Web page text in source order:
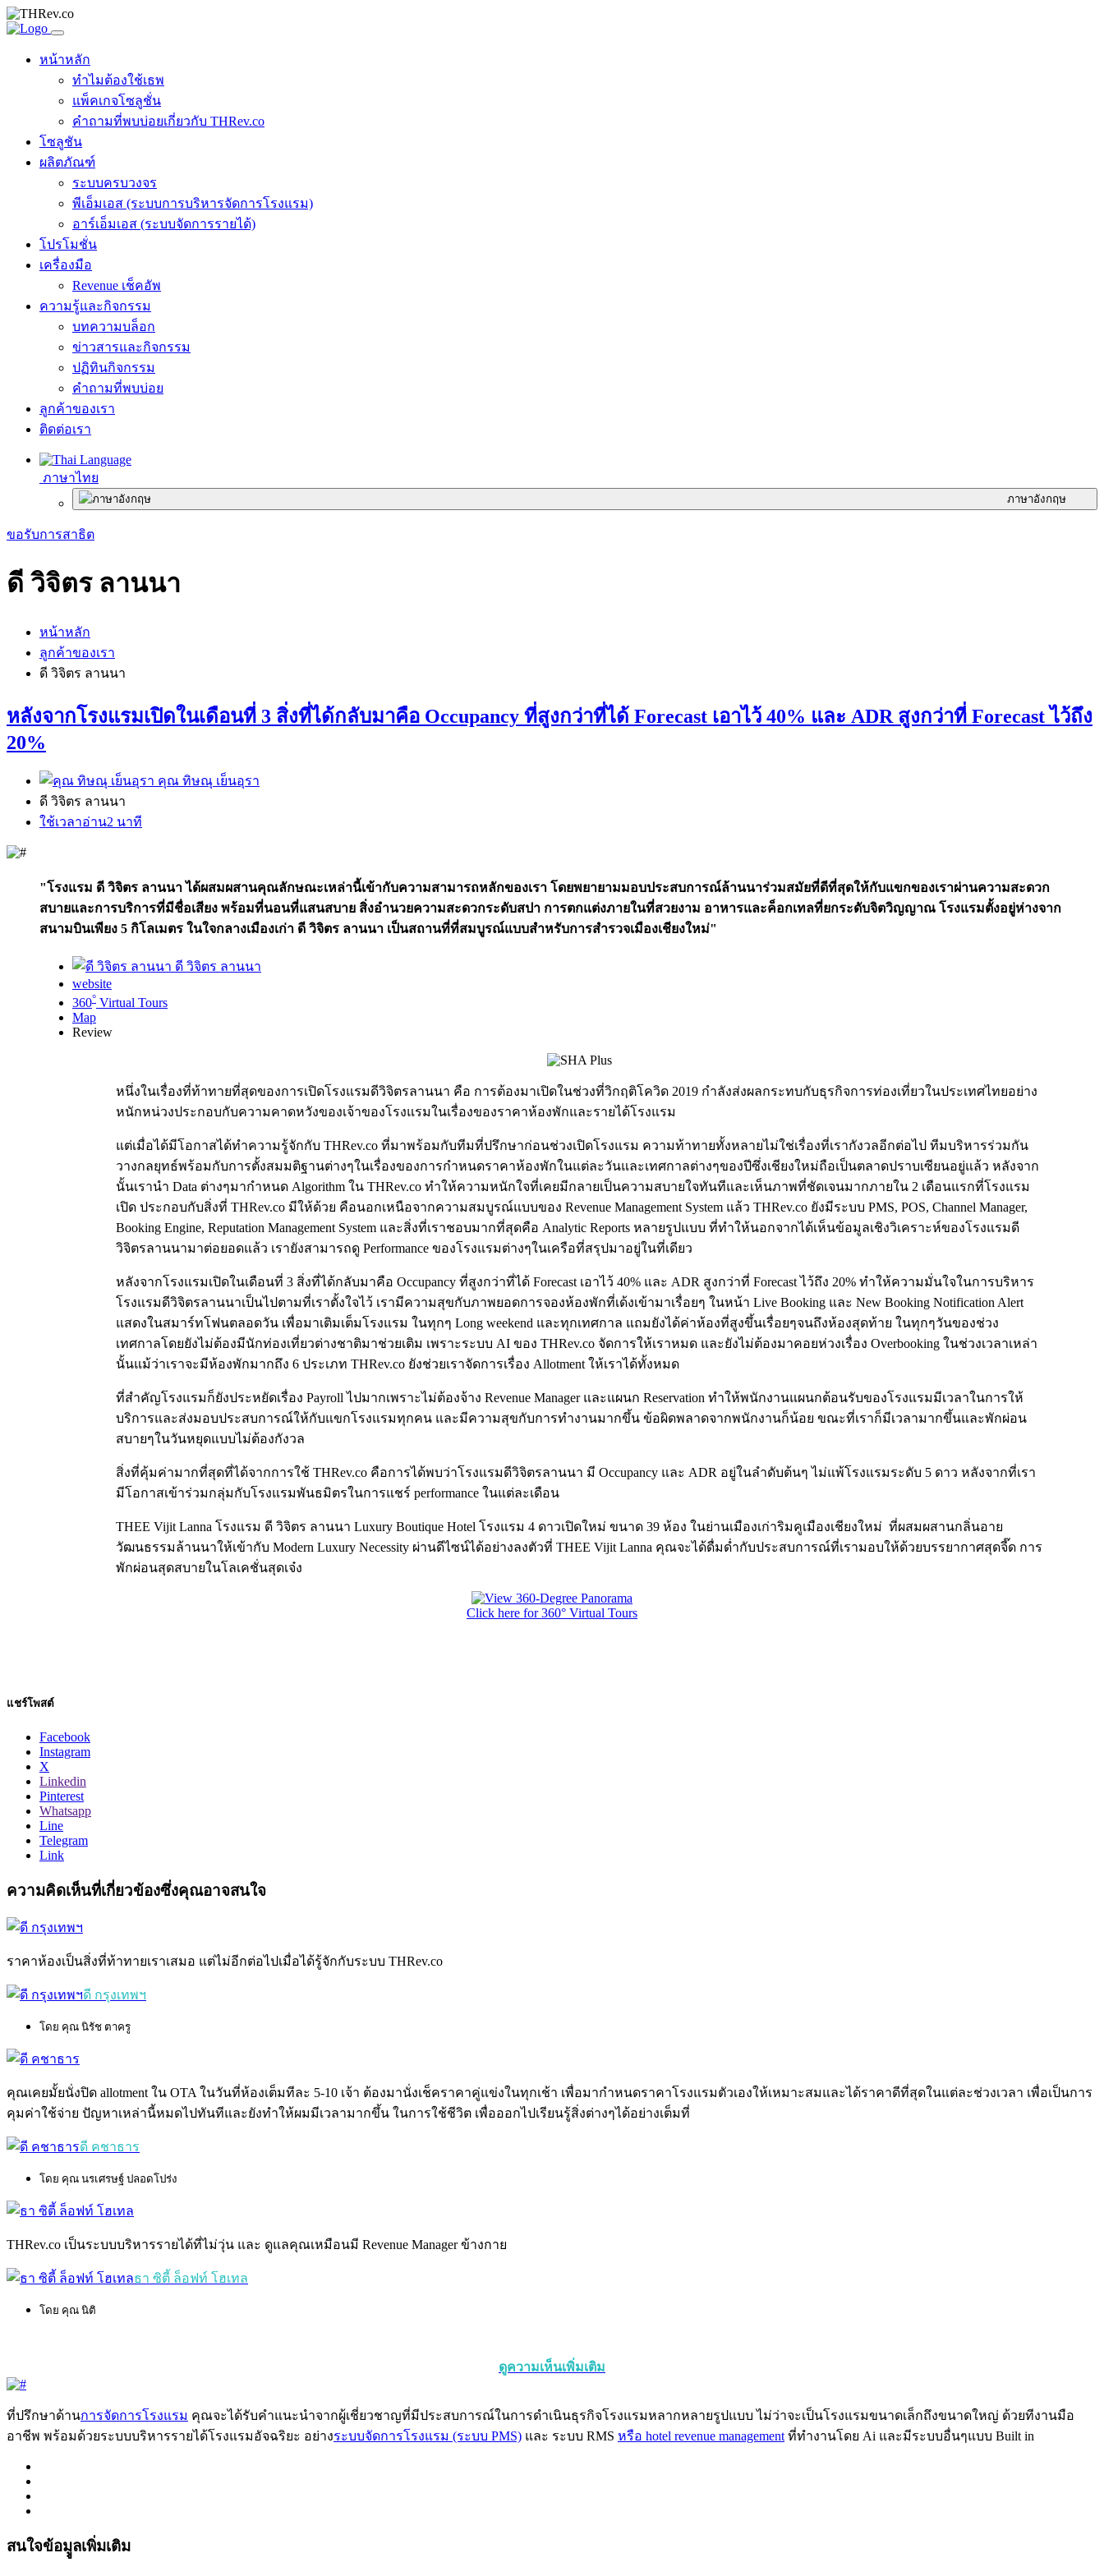
หน้าหลัก
ทำไมต้องใช้เธพ
แพ็คเกจโซลูชั่น
คำถามที่พบบ่อยเกี่ยวกับ THRev.co
โซลูชัน
ผลิตภัณฑ์
ระบบครบวงจร
พีเอ็มเอส (ระบบการบริหารจัดการโรงแรม)
อาร์เอ็มเอส (ระบบจัดการรายได้)
โปรโมชั่น
เครื่องมือ
Revenue เช็คอัพ
ความรู้และกิจกรรม
บทความบล็อก
ข่าวสารและกิจกรรม
ปฏิทินกิจกรรม
คำถามที่พบบ่อย
ลูกค้าของเรา
ติดต่อเรา
ภาษาไทย
ภาษาอังกฤษ
ขอรับการสาธิต
ดี วิจิตร ลานนา
หน้าหลัก
ลูกค้าของเรา
ดี วิจิตร ลานนา
หลังจากโรงแรมเปิดในเดือนที่ 3 สิ่งที่ได้กลับมาคือ Occupancy ที่สูงกว่าที่ได้ Forecast เอาไว้ 40% และ ADR สูงกว่าที่ Forecast ไว้ถึง
20%
คุณ ทิษณุ เย็นอุรา
ดี วิจิตร ลานนา
ใช้เวลาอ่าน2 นาที
"โรงแรม ดี วิจิตร ลานนา ได้ผสมผสานคุณลักษณะเหล่านี้เข้ากับความสามารถหลักของเรา โดยพยายามมอบประสบการณ์ล้านนาร่วมสมัยที่ดีที่สุดให้กับแขกของเราผ่านความสะดวก
สบายและการบริการที่มีชื่อเสียง พร้อมที่นอนที่แสนสบาย สิ่งอำนวยความสะดวกระดับสปา การตกแต่งภายในที่สวยงาม อาหารและค็อกเทลที่ยกระดับจิตวิญญาณ โรงแรมตั้งอยู่ห่างจาก
สนามบินเพียง 5 กิโลเมตร ในใจกลางเมืองเก่า ดี วิจิตร ลานนา เป็นสถานที่ที่สมบูรณ์แบบสำหรับการสำรวจเมืองเชียงใหม่"
ดี วิจิตร ลานนา
website
360° Virtual Tours
Map
Review
หนึ่งในเรื่องที่ท้าทายที่สุดของการเปิดโรงแรมดีวิจิตรลานนา คือ การต้องมาเปิดในช่วงที่วิกฤติโควิด 2019 กำลังส่งผลกระทบกับธุรกิจการท่องเที่ยวในประเทศไทยอย่าง
หนักหน่วงประกอบกับความคาดหวังของเจ้าของโรงแรมในเรื่องของราคาห้องพักและรายได้โรงแรม
แต่เมื่อได้มีโอกาสได้ทำความรู้จักกับ THRev.co ที่มาพร้อมกับทีมที่ปรึกษาก่อนช่วงเปิดโรงแรม ความท้าทายทั้งหลายไม่ใช่เรื่องที่เรากังวลอีกต่อไป ทีมบริหารร่วมกัน
วางกลยุทธ์พร้อมกับการตั้งสมมติฐานต่างๆในเรื่องของการกำหนดราคาห้องพักในแต่ละวันและเทศกาลต่างๆของปีซึ่งเชียงใหม่ถือเป็นตลาดปราบเซียนอยู่แล้ว หลังจาก
นั้นเรานำ Data ต่างๆมากำหนด Algorithm ใน THRev.co ทำให้ความหนักใจที่เคยมีกลายเป็นความสบายใจทันทีและเห็นภาพที่ชัดเจนมากภายใน 2 เดือนแรกที่โรงแรม
เปิด ประกอบกับสิ่งที่ THRev.co มีให้ด้วย คือนอกเหนือจากความสมบูรณ์แบบของ Revenue Management System แล้ว THRev.co ยังมีระบบ PMS, POS, Channel Manager,
Booking Engine, Reputation Management System และสิ่งที่เราชอบมากที่สุดคือ Analytic Reports หลายรูปแบบ ที่ทำให้นอกจากได้เห็นข้อมูลเชิงวิเคราะห์ของโรงแรมดี
วิจิตรลานนามาต่อยอดแล้ว เรายังสามารถดู Performance ของโรงแรมต่างๆในเครือที่สรุปมาอยู่ในที่เดียว
หลังจากโรงแรมเปิดในเดือนที่ 3 สิ่งที่ได้กลับมาคือ Occupancy ที่สูงกว่าที่ได้ Forecast เอาไว้ 40% และ ADR สูงกว่าที่ Forecast ไว้ถึง 20% ทำให้ความมั่นใจในการบริหาร
โรงแรมดีวิจิตรลานนาเป็นไปตามที่เราตั้งใจไว้ เรามีความสุขกับภาพยอดการจองห้องพักที่เด้งเข้ามาเรื่อยๆ ในหน้า Live Booking และ New Booking Notification Alert
แสดงในสมาร์ทโฟนตลอดวัน เพื่อมาเติมเต็มโรงแรม ในทุกๆ Long weekend และทุกเทศกาล แถมยังได้ค่าห้องที่สูงขึ้นเรื่อยๆจนถึงห้องสุดท้าย ในทุกๆวันของช่วง
เทศกาลโดยยังไม่ต้องมีนักท่องเที่ยวต่างชาติมาช่วยเติม เพราะระบบ AI ของ THRev.co จัดการให้เราหมด และยังไม่ต้องมาคอยห่วงเรื่อง Overbooking ในช่วงเวลาเหล่า
นั้นแม้ว่าเราจะมีห้องพักมากถึง 6 ประเภท THRev.co ยังช่วยเราจัดการเรื่อง Allotment ให้เราได้ทั้งหมด
ที่สำคัญโรงแรมก็ยังประหยัดเรื่อง Payroll ไปมากเพราะไม่ต้องจ้าง Revenue Manager และแผนก Reservation ทำให้พนักงานแผนกต้อนรับของโรงแรมมีเวลาในการให้
บริการและส่งมอบประสบการณ์ให้กับแขกโรงแรมทุกคน และมีความสุขกับการทำงานมากขึ้น ข้อผิดพลาดจากพนักงานก็น้อย ขณะที่เราก็มีเวลามากขึ้นและพักผ่อน
สบายๆในวันหยุดแบบไม่ต้องกังวล
สิ่งที่คุ้มค่ามากที่สุดที่ได้จากการใช้ THRev.co คือการได้พบว่าโรงแรมดีวิจิตรลานนา มี Occupancy และ ADR อยู่ในลำดับต้นๆ ไม่แพ้โรงแรมระดับ 5 ดาว หลังจากที่เรา
มีโอกาสเข้าร่วมกลุ่มกับโรงแรมพันธมิตรในการแชร์ performance ในแต่ละเดือน
THEE Vijit Lanna โรงแรม ดี วิจิตร ลานนา Luxury Boutique Hotel โรงแรม 4 ดาวเปิดใหม่ ขนาด 39 ห้อง ในย่านเมืองเก่าริมคูเมืองเชียงใหม่ ที่ผสมผสานกลิ่นอาย
วัฒนธรรมล้านนาให้เข้ากับ Modern Luxury Necessity ผ่านดีไซน์ได้อย่างลงตัวที่ THEE Vijit Lanna คุณจะได้ดื่มด่ำกับประสบการณ์ที่เรามอบให้ด้วยบรรยากาศสุดจี๊ด การ
พักผ่อนสุดสบายในโลเคชั่นสุดเจ๋ง
Click here for 360° Virtual Tours
แชร์โพสต์
Facebook
Instagram
X
Linkedin
Pinterest
Whatsapp
Line
Telegram
Link
ความคิดเห็นที่เกี่ยวข้องซึ่งคุณอาจสนใจ
ราคาห้องเป็นสิ่งที่ท้าทายเราเสมอ แต่ไม่อีกต่อไปเมื่อได้รู้จักกับระบบ THRev.co
ดี กรุงเทพฯ
โดย คุณ นิรัช ตาครู
คุณเคยมั้ยนั่งปิด allotment ใน OTA ในวันที่ห้องเต็มทีละ 5-10 เจ้า ต้องมานั่งเช็คราคาคู่แข่งในทุกเช้า เพื่อมากำหนดราคาโรงแรมตัวเองให้เหมาะสมและได้ราคาดีที่สุดในแต่ละช่วงเวลา เพื่อเป็นการ
คุมค่าใช้จ่าย ปัญหาเหล่านี้หมดไปทันทีและยังทำให้ผมมีเวลามากขึ้น ในการใช้ชีวิต เพื่อออกไปเรียนรู้สิ่งต่างๆได้อย่างเต็มที่
ดี คชาธาร
โดย คุณ นรเศรษฐ์ ปลอดโปร่ง
THRev.co เป็นระบบบริหารรายได้ที่ไม่วุ่น และ ดูแลคุณเหมือนมี Revenue Manager ข้างกาย
ธา ซิตี้ ล็อฟท์ โฮเทล
โดย คุณ นิติ
ดูความเห็นเพิ่มเติม
ที่ปรึกษาด้านการจัดการโรงแรม คุณจะได้รับคำแนะนำจากผู้เชี่ยวชาญที่มีประสบการณ์ในการดำเนินธุรกิจโรงแรมหลากหลายรูปแบบ ไม่ว่าจะเป็นโรงแรมขนาดเล็กถึงขนาดใหญ่ ด้วยทีงานมือ
อาชีพ พร้อมด้วยระบบบริหารรายได้โรงแรมอัจฉริยะ อย่างระบบจัดการโรงแรม (ระบบ PMS) และ ระบบ RMS หรือ hotel revenue management ที่ทำงานโดย Ai และมีระบบอื่นๆแบบ Built in
สนใจข้อมููลเพิ่มเติม